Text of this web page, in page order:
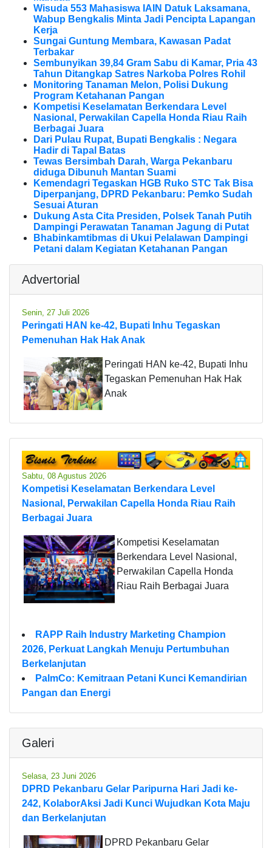
Wisuda 553 Mahasiswa IAIN Datuk Laksamana,
Wabup Bengkalis Minta Jadi Pencipta Lapangan
Kerja
Sungai Guntung Membara, Kawasan Padat
Terbakar
Sembunyikan 39,84 Gram Sabu di Kamar, Pria 43
Tahun Ditangkap Satres Narkoba Polres Rohil
Monitoring Tanaman Melon, Polisi Dukung
Program Ketahanan Pangan
Kompetisi Keselamatan Berkendara Level
Nasional, Perwakilan Capella Honda Riau Raih
Berbagai Juara
Dari Pulau Rupat, Bupati Bengkalis : Negara
Hadir di Tapal Batas
Tewas Bersimbah Darah, Warga Pekanbaru
diduga Dibunuh Mantan Suami
Kemendagri Tegaskan HGB Ruko STC Tak Bisa
Diperpanjang, DPRD Pekanbaru: Pemko Sudah
Sesuai Aturan
Dukung Asta Cita Presiden, Polsek Tanah Putih
Dampingi Perawatan Tanaman Jagung di Putat
Bhabinkamtibmas di Ukui Pelalawan Dampingi
Petani dalam Kegiatan Ketahanan Pangan
Advertorial
Senin, 27 Juli 2026
Peringati HAN ke-42, Bupati Inhu Tegaskan
Pemenuhan Hak Hak Anak
Peringati HAN ke-42, Bupati Inhu
Tegaskan Pemenuhan Hak Hak
Anak
Sabtu, 08 Agustus 2026
Kompetisi Keselamatan Berkendara Level
Nasional, Perwakilan Capella Honda Riau Raih
Berbagai Juara
Kompetisi Keselamatan
Berkendara Level Nasional,
Perwakilan Capella Honda
Riau Raih Berbagai Juara
RAPP Raih Industry Marketing Champion
2026, Perkuat Langkah Menuju Pertumbuhan
Berkelanjutan
PalmCo: Kemitraan Petani Kunci Kemandirian
Pangan dan Energi
Galeri
Selasa, 23 Juni 2026
DPRD Pekanbaru Gelar Paripurna Hari Jadi ke-
242, KolaborAksi Jadi Kunci Wujudkan Kota Maju
dan Berkelanjutan
DPRD Pekanbaru Gelar